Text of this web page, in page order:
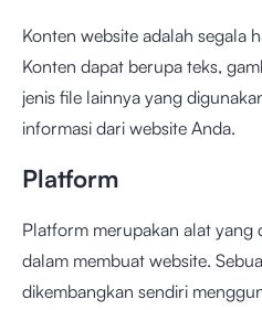
Konten website adalah segala
Konten dapat berupa teks,
jenis file lainnya yang
informasi dari website Anda.
Platform
Platform merupakan alat yang
dalam membuat website.
dikembangkan sendiri